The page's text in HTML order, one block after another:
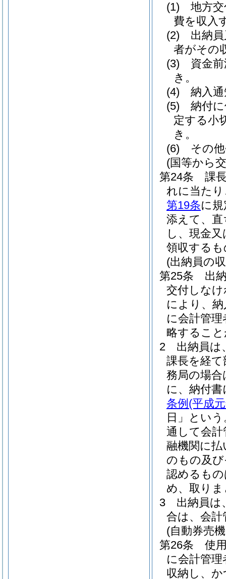
(1)
地方
費を収入
(2)
出納
者がその
(3)
資金
き。
(4)
納入
(5)
納付
定する小
き。
(6)
その
(国等から
第24条
課
れに当た
第19条に
添えて、
し、現金
領収する
(出納員の
第25条
出
交付しな
により、
に会計管
略するこ
2
出納員は
課長を経て
務局の場合
に、納付
条例 (平成
日」という
通して会
融機関に
のもの及
認めるも
め、取り
3
出納員は
合は、会
(自動券売
第26条
使
に会計管
収納し、